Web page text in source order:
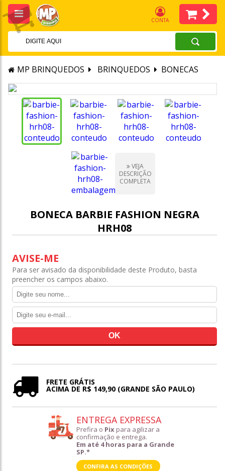
CONTA
MP BRINQUEDOS BRINQUEDOS BONECAS
VEJA
DESCRIÇÃO
COMPLETA
BONECA BARBIE FASHION NEGRA
HRH08
AVISE-ME
Para ser avisado da disponibilidade deste Produto, basta
preencher os campos abaixo.
FRETE GRÁTIS
ACIMA DE R$ 149,90 (GRANDE SÃO PAULO)
ENTREGA EXPRESSA
Prefira o Pix para agilizar a
confirmação e entrega.
Em até 4 horas para a Grande
SP.*
CONFIRA AS CONDIÇÕES